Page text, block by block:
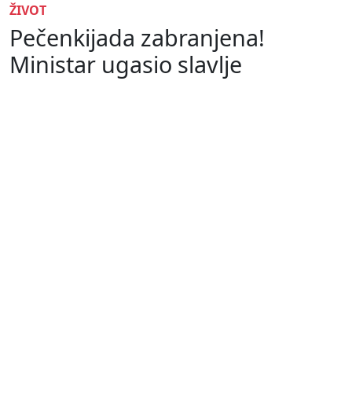
ŽIVOT
Pečenkijada zabranjena!
Ministar ugasio slavlje